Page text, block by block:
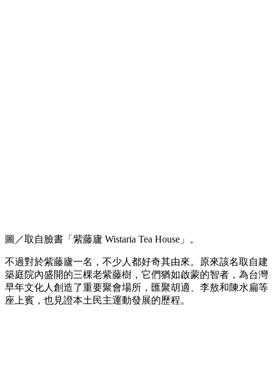
圖／取自臉書「紫藤廬 Wistaria Tea House」。
不過對於紫藤廬一名，不少人都好奇其由來。原來該名取自建
築庭院內盛開的三棵老紫藤樹，它們猶如啟蒙的智者，為台灣
早年文化人創造了重要聚會場所，匯聚胡適、李敖和陳水扁等
座上賓，也見證本土民主運動發展的歷程。